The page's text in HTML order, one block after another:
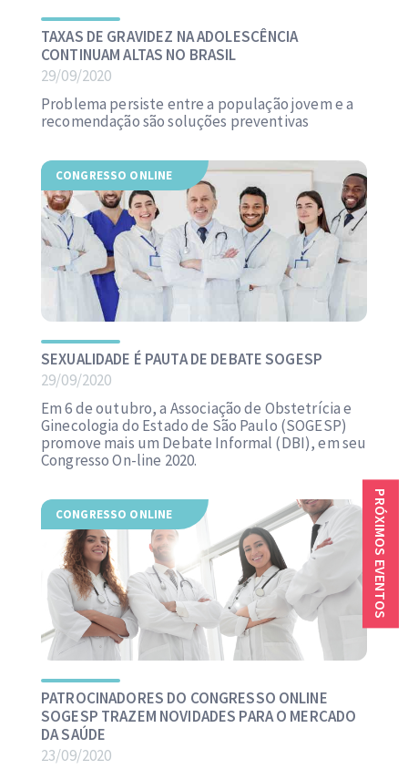
TAXAS DE GRAVIDEZ NA ADOLESCÊNCIA
CONTINUAM ALTAS NO BRASIL
29/09/2020
Problema persiste entre a população jovem e a
recomendação são soluções preventivas
CONGRESSO ONLINE
SEXUALIDADE É PAUTA DE DEBATE SOGESP
29/09/2020
Em 6 de outubro, a Associação de Obstetrícia e
Ginecologia do Estado de São Paulo (SOGESP)
promove mais um Debate Informal (DBI), em seu
Congresso On-line 2020.
CONGRESSO ONLINE
PATROCINADORES DO CONGRESSO ONLINE
SOGESP TRAZEM NOVIDADES PARA O MERCADO
DA SAÚDE
23/09/2020
PRÓXIMOS EVENTOS